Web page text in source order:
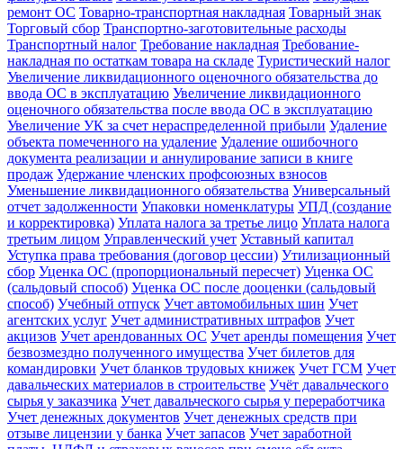
ремонт ОС Товарно-транспортная накладная Товарный знак
Торговый сбор Транспортно-заготовительные расходы
Транспортный налог Требование накладная Требование-
накладная по остаткам товара на складе Туристический налог
Увеличение ликвидационного оценочного обязательства до
ввода ОС в эксплуатацию Увеличение ликвидационного
оценочного обязательства после ввода ОС в эксплуатацию
Увеличение УК за счет нераспределенной прибыли Удаление
объекта помеченного на удаление Удаление ошибочного
документа реализации и аннулирование записи в книге
продаж Удержание членских профсоюзных взносов
Уменьшение ликвидационного обязательства Универсальный
отчет задолженности Упаковки номенклатуры УПД (создание
и корректировка) Уплата налога за третье лицо Уплата налога
третьим лицом Управленческий учет Уставный капитал
Уступка права требования (договор цессии) Утилизационный
сбор Уценка ОС (пропорциональный пересчет) Уценка ОС
(сальдовый способ) Уценка ОС после дооценки (сальдовый
способ) Учебный отпуск Учет автомобильных шин Учет
агентских услуг Учет административных штрафов Учет
акцизов Учет арендованных ОС Учет аренды помещения Учет
безвозмездно полученного имущества Учет билетов для
командировки Учет бланков трудовых книжек Учет ГСМ Учет
давальческих материалов в строительстве Учёт давальческого
сырья у заказчика Учет давальческого сырья у переработчика
Учет денежных документов Учет денежных средств при
отзыве лицензии у банка Учет запасов Учет заработной